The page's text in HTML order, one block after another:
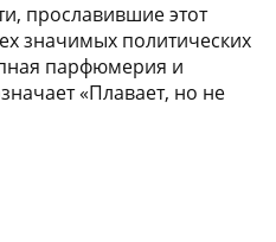
прославившие этот
значимых политических
парфюмерия и
«Плавает, но не